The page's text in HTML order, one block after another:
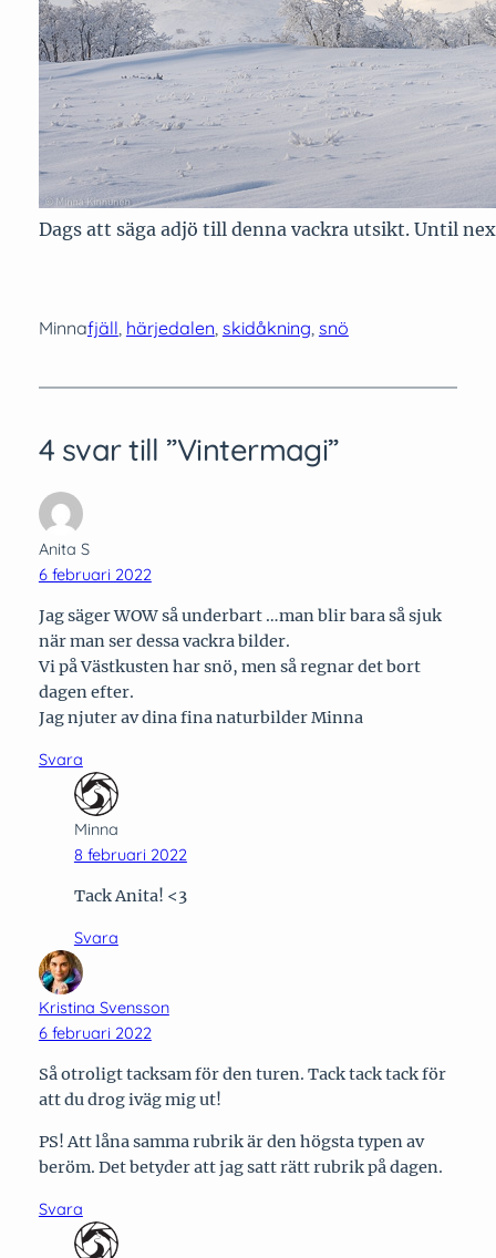
Dags att säga adjö till denna vackra utsikt. Until
Minnafjäll härjedalen skidåkning snö
4 svar till ”Vintermagi”
Anita S
6 februari 2022
Jag säger WOW så underbart …man blir bara så sjuk
när man ser dessa vackra bilder.
Vi på Västkusten har snö, men så regnar det bort
dagen efter.
Jag njuter av dina fina naturbilder Minna
Svara
Minna
8 februari 2022
Tack Anita! <3
Svara
Kristina Svensson
6 februari 2022
Så otroligt tacksam för den turen. Tack tack tack för
att du drog iväg mig ut!
PS! Att låna samma rubrik är den högsta typen av
beröm. Det betyder att jag satt rätt rubrik på dagen.
Svara